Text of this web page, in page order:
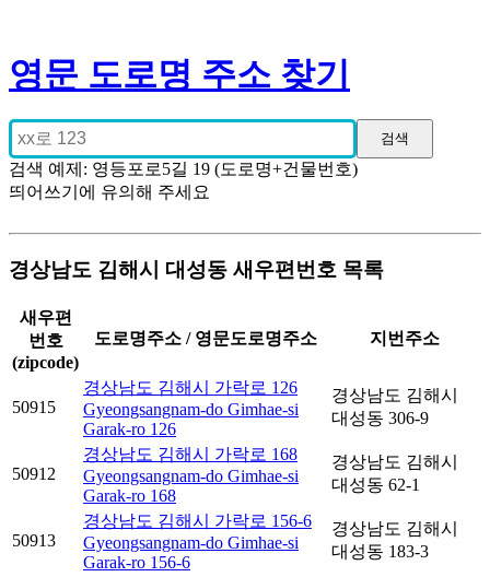
영문 도로명 주소 찾기
검색 예제: 영등포로5길 19 (도로명+건물번호)
띄어쓰기에 유의해 주세요
경상남도 김해시 대성동 새우편번호 목록
새우편
번호
(zipcode)
도로명주소 / 영문도로명주소 지번주소
50915
경상남도 김해시 가락로 126
Gyeongsangnam-do Gimhae-si
Garak-ro 126
경상남도 김해시
대성동 306-9
50912
경상남도 김해시 가락로 168
Gyeongsangnam-do Gimhae-si
Garak-ro 168
경상남도 김해시
대성동 62-1
50913
경상남도 김해시 가락로 156-6
Gyeongsangnam-do Gimhae-si
Garak-ro 156-6
경상남도 김해시
대성동 183-3